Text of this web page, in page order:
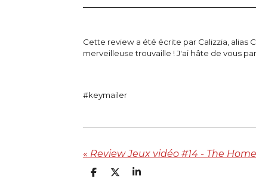
Cette review a été écrite par Calizzia, alias
merveilleuse trouvaille ! J'ai hâte de vous
#keymailer
« Review Jeux vidéo #14 - The
P
P
P